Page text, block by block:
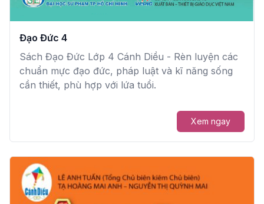
Đạo Đức 4
Sách Đạo Đức Lớp 4 Cánh Diều - Rèn luyện các
chuẩn mực đạo đức, pháp luật và kĩ năng sống
cần thiết, phù hợp với lứa tuổi.
Xem ngay